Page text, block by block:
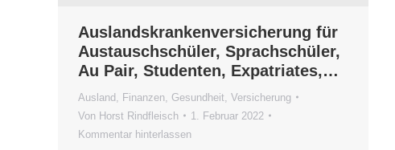
Auslandskrankenversicherung für
Austauschschüler, Sprachschüler,
Au Pair, Studenten, Expatriates,…
Ausland Finanzen Gesundheit, Versicherung
Von Horst Rindfleisch
1. Februar 2022
Kommentar hinterlassen